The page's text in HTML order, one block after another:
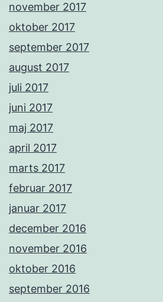
november 2017
oktober 2017
september 2017
august 2017
juli 2017
juni 2017
maj 2017
april 2017
marts 2017
februar 2017
januar 2017
december 2016
november 2016
oktober 2016
september 2016